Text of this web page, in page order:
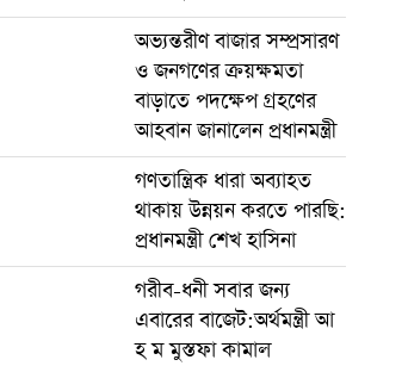
অভ্যন্তরীণ বাজার সম্প্রসারণ
ও জনগণের ক্রয়ক্ষমতা
বাড়াতে পদক্ষেপ গ্রহণের
আহবান জানালেন প্রধানমন্ত্রী
গণতান্ত্রিক ধারা অব্যাহত
থাকায় উন্নয়ন করতে পারছি:
প্রধানমন্ত্রী শেখ হাসিনা
গরীব-ধনী সবার জন্য
এবারের বাজেট:অর্থমন্ত্রী আ
হ ম মুস্তফা কামাল